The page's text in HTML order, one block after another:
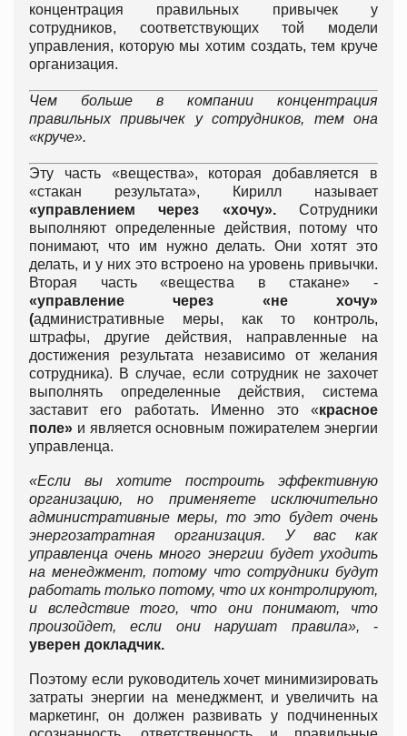
концентрация правильных привычек у
сотрудников, соответствующих той модели
управления, которую мы хотим создать, тем круче
организация.
Чем больше в компании концентрация
правильных привычек у сотрудников, тем она
«круче».
Эту часть «вещества», которая добавляется в
«стакан результата», Кирилл называет
«управлением через «хочу».Сотрудники
выполняют определенные действия, потому что
понимают, что им нужно делать. Они хотят это
делать, и у них это встроено на уровень привычки.
Вторая часть «вещества в стакане» -
«управление через «не хочу»
(административные меры, как то контроль,
штрафы, другие действия, направленные на
достижения результата независимо от желания
сотрудника). В случае, если сотрудник не захочет
выполнять определенные действия, система
заставит его работать. Именно это «красное
поле» и является основным пожирателем энергии
управленца.
«Если вы хотите построить эффективную
организацию, но применяете исключительно
административные меры, то это будет очень
энергозатратная организация. У вас как
управленца очень много энергии будет уходить
на менеджмент, потому что сотрудники будут
работать только потому, что их контролируют,
и вследствие того, что они понимают, что
произойдет, если они нарушат правила», -
уверен докладчик.
Поэтому если руководитель хочет минимизировать
затраты энергии на менеджмент, и увеличить на
маркетинг, он должен развивать у подчиненных